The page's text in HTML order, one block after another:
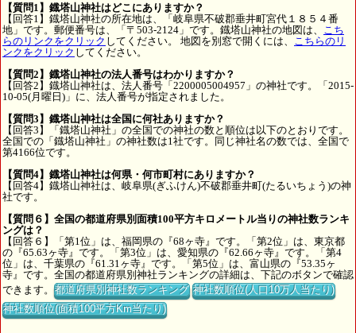
【質問1】鐡塔山神社はどこにありますか？
【回答1】鐡塔山神社の所在地は、「岐阜県不破郡垂井町宮代１８５４番
地」です。郵便番号は、「〒503-2124」です。鐡塔山神社の地図は、
こち
らのリンクをクリック してください。 地図を別窓で開くには、
こちらのリ
ンクをクリック してください。
【質問2】鐡塔山神社の法人番号はわかりますか？
【回答2】鐡塔山神社は、法人番号「2200005004957」の神社です。「2015-
10-05(月曜日)」に、法人番号が指定されました。
【質問3】鐡塔山神社は全国に何社ありますか？
【回答3】「鐡塔山神社」の全国での神社の数と順位は以下のとおりです。
全国での「鐡塔山神社」の神社数は1社です。同じ神社名の数では、全国で
第4166位です。
【質問4】鐡塔山神社は何県・何市町村にありますか？
【回答4】鐡塔山神社は、岐阜県(ぎふけん)不破郡垂井町(たるいちょう)の神
社です。
【質問６】全国の都道府県別面積100平方キロメートル当りの神社数ランキ
ングは？
【回答６】「第1位」は、福岡県の『68ヶ寺』です。「第2位」は、東京都
の『65.63ヶ寺』です。「第3位」は、愛知県の『62.66ヶ寺』です。「第4
位」は、千葉県の『61.31ヶ寺』です。「第5位」は、富山県の『53.35ヶ
寺』です。全国の都道府県別神社ランキングの詳細は、下記のボタンで確認
できます。都道府県別神社数ランキング 神社数順位(人口10万人当たり)
神社数順位(面積100平方Km当たり)